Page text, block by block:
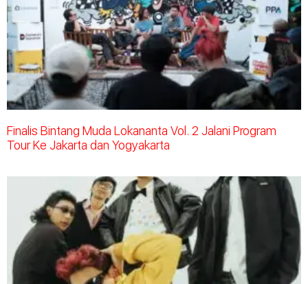
Finalis Bintang Muda Lokananta Vol. 2 Jalani Program
Tour Ke Jakarta dan Yogyakarta